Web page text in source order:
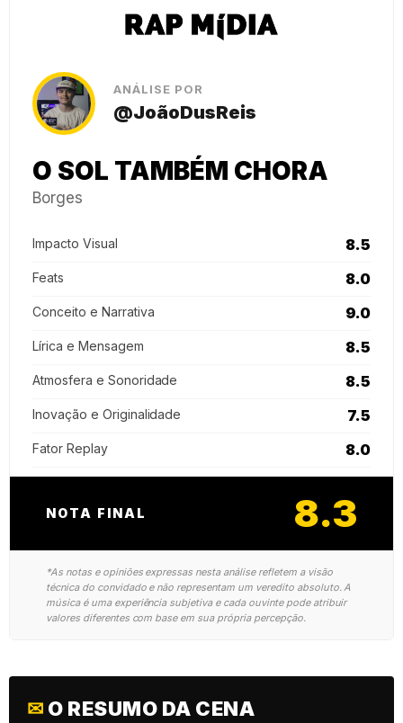
ANÁLISE POR
@JoãoDusReis
O SOL TAMBÉM CHORA
Borges
Impacto Visual 8.5
Feats 8.0
Conceito e Narrativa 9.0
Lírica e Mensagem 8.5
Atmosfera e Sonoridade 8.5
Inovação e Originalidade 7.5
Fator Replay 8.0
NOTA FINAL 8.3
*As notas e opiniões expressas nesta análise refletem a visão
técnica do convidado e não representam um veredito absoluto. A
música é uma experiência subjetiva e cada ouvinte pode atribuir
valores diferentes com base em sua própria percepção.
✉ O RESUMO DA CENA